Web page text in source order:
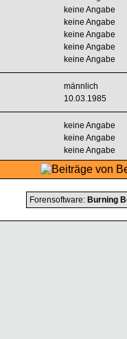
keine Angabe
keine Angabe
keine Angabe
keine Angabe
keine Angabe
männlich
10.03.1985
keine Angabe
keine Angabe
keine Angabe
Forensoftware: Burning